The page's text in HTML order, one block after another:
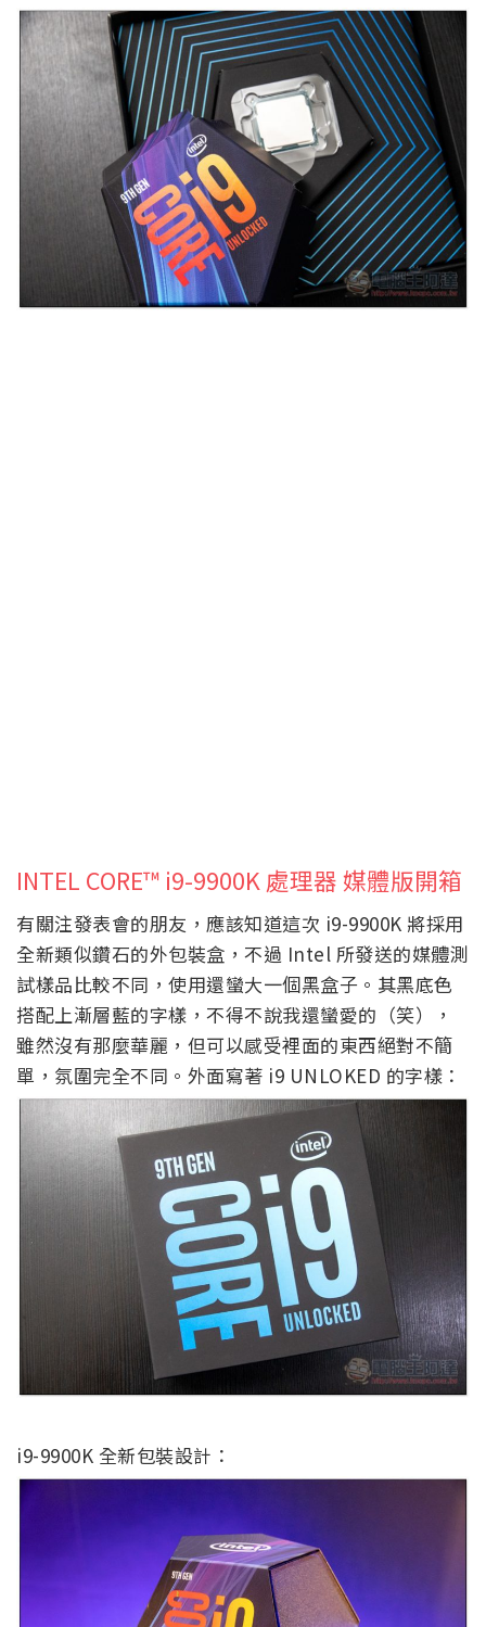
INTEL CORE™ i9-9900K 處理器 媒體版開箱
有關注發表會的朋友，應該知道這次 i9-9900K 將採用
全新類似鑽石的外包裝盒，不過 Intel 所發送的媒體測
試樣品比較不同，使用還蠻大一個黑盒子。其黑底色
搭配上漸層藍的字樣，不得不說我還蠻愛的（笑），
雖然沒有那麼華麗，但可以感受裡面的東西絕對不簡
單，氛圍完全不同。外面寫著 i9 UNLOKED 的字樣：
i9-9900K 全新包裝設計：